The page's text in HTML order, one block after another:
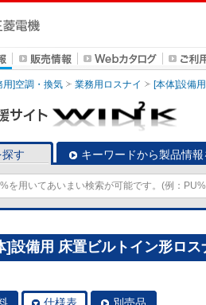
用]空調・換気 業務用ロスナイ [本体]設備用
す キーワードから製品情報
]設備用 床置ビルトイン形ロ